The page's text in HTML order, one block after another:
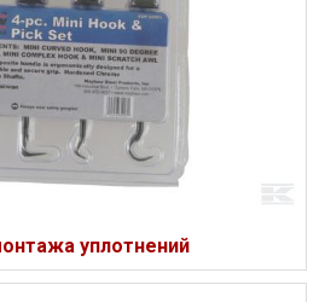
уплотнений